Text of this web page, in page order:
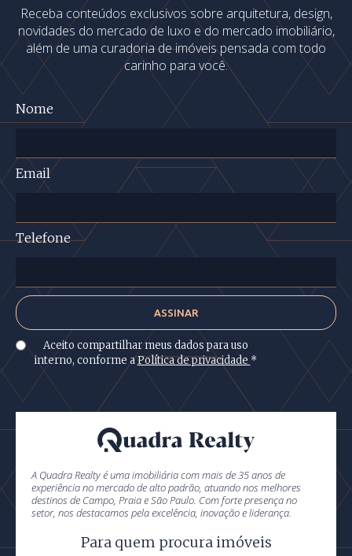
Receba conteúdos exclusivos sobre arquitetura, design,
novidades do mercado de luxo e do mercado imobiliário,
além de uma curadoria de imóveis pensada com todo
carinho para você.
Nome
Email
Telefone
Aceito compartilhar meus dados para uso
interno, conforme aPolítica de privacidade *
A Quadra Realty é uma imobiliária com mais de 35 anos de
experiência no mercado de alto padrão, atuando nos melhores
destinos de Campo, Praia e São Paulo. Com forte presença no
setor, nos destacamos pela excelência, inovação e liderança.
Para quem procura imóveis